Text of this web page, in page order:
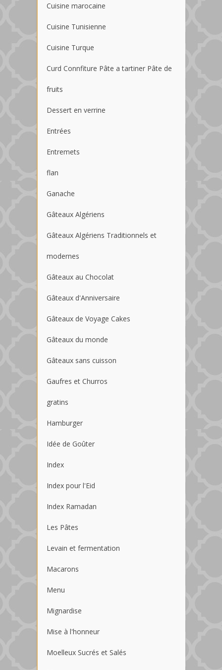
Cuisine marocaine
Cuisine Tunisienne
Cuisine Turque
Curd Connfiture Pâte a tartiner Pâte de
fruits
Dessert en verrine
Entrées
Entremets
flan
Ganache
Gâteaux Algériens
Gâteaux Algériens Traditionnels et
modernes
Gâteaux au Chocolat
Gâteaux d'Anniversaire
Gâteaux de Voyage Cakes
Gâteaux du monde
Gâteaux sans cuisson
Gaufres et Churros
gratins
Hamburger
Idée de Goûter
Index
Index pour l'Eid
Index Ramadan
Les Pâtes
Levain et fermentation
Macarons
Menu
Mignardise
Mise à l'honneur
Moelleux Sucrés et Salés